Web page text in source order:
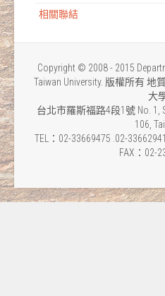
相關聯結
Copyright © 2008 - 2015
Taiwan University. 版權所有
大
台北市羅斯福路4段1號 No. 1,
106,
TEL：02-33669475 .02-
FAX：02-